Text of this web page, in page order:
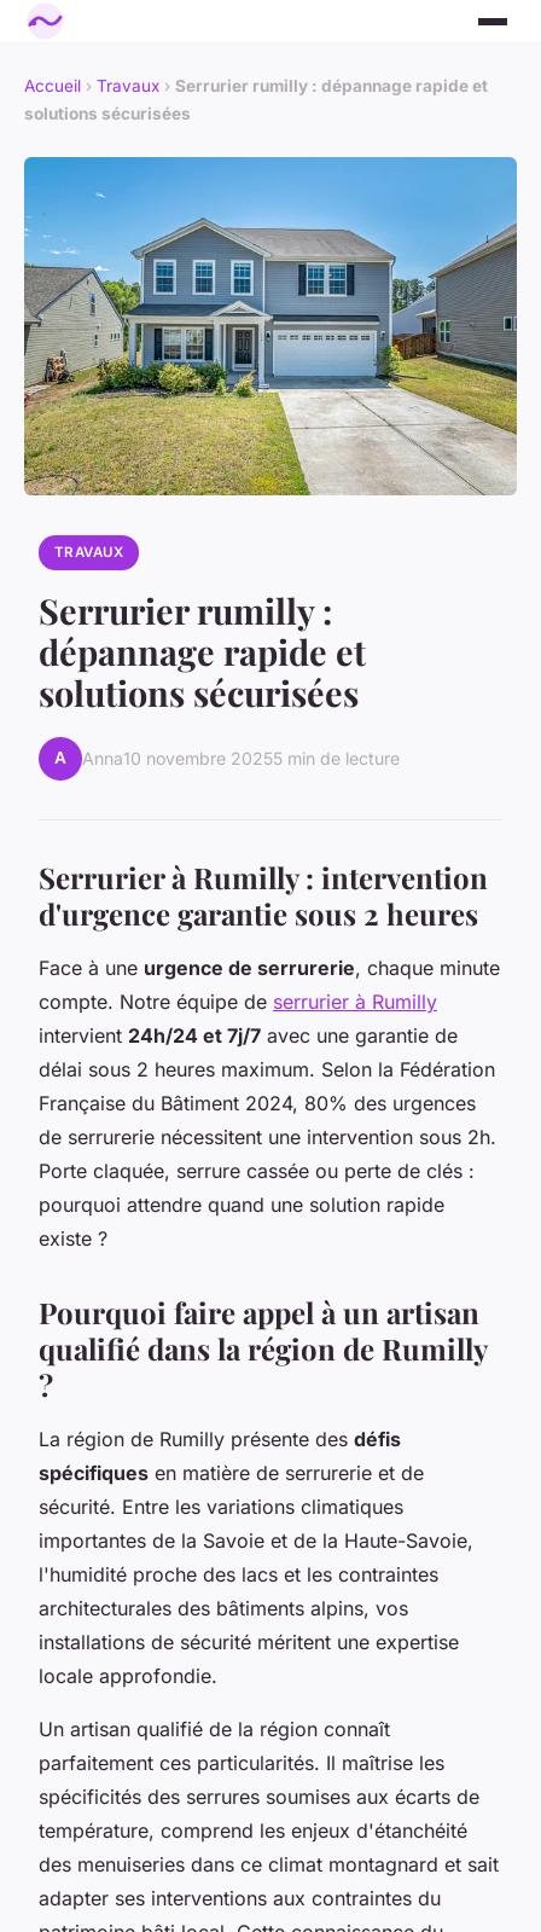
Accueil › Travaux › Serrurier rumilly : dépannage rapide et
solutions sécurisées
TRAVAUX
Serrurier rumilly :
dépannage rapide et
solutions sécurisées
A Anna10 novembre 20255 min de lecture
Serrurier à Rumilly : intervention
d'urgence garantie sous 2 heures
Face à une urgence de serrurerie, chaque minute
compte. Notre équipe de serrurier à Rumilly
intervient 24h/24 et 7j/7 avec une garantie de
délai sous 2 heures maximum. Selon la Fédération
Française du Bâtiment 2024, 80% des urgences
de serrurerie nécessitent une intervention sous 2h.
Porte claquée, serrure cassée ou perte de clés :
pourquoi attendre quand une solution rapide
existe ?
Pourquoi faire appel à un artisan
qualifié dans la région de Rumilly
?
La région de Rumilly présente des défis
spécifiques en matière de serrurerie et de
sécurité. Entre les variations climatiques
importantes de la Savoie et de la Haute-Savoie,
l'humidité proche des lacs et les contraintes
architecturales des bâtiments alpins, vos
installations de sécurité méritent une expertise
locale approfondie.
Un artisan qualifié de la région connaît
parfaitement ces particularités. Il maîtrise les
spécificités des serrures soumises aux écarts de
température, comprend les enjeux d'étanchéité
des menuiseries dans ce climat montagnard et sait
adapter ses interventions aux contraintes du